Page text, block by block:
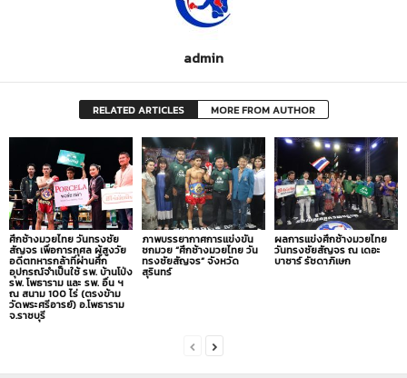
admin
RELATED ARTICLES MORE FROM AUTHOR
ศึกช้างมวยไทย วันทรงชัย
สัญจร เพื่อการกุศล ผู้สูงวัย
อดีตทหารกล้าที่ผ่านศึก
อุปกรณ์จำเป็นใช้ รพ. บ้านโป่ง
รพ. โพธาราม และ รพ. อื่น ฯ
ณ สนาม 100 ไร่ (ตรงข้าม
วัดพระศรีอารย์) อ.โพธาราม
จ.ราชบุรี
ภาพบรรยากาศการแข่งขัน
ชกมวย “ศึกช้างมวยไทย วัน
ทรงชัยสัญจร” จังหวัด
สุรินทร์
ผลการแข่งศึกช้างมวยไทย
วันทรงชัยสัญจร ณ เดอะ
บาซาร์ รัชดาภิเษก